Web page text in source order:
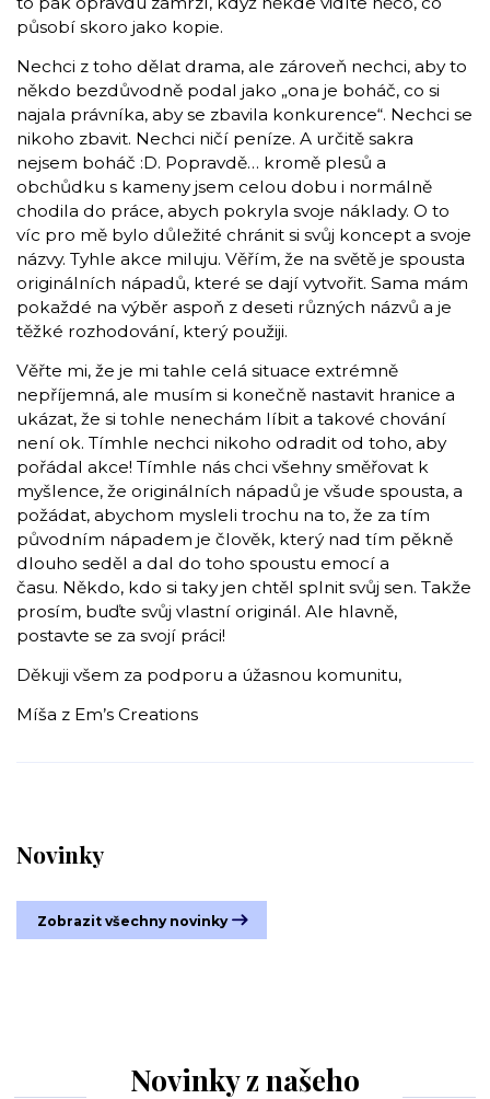
Novinky
Zobrazit všechny novinky
působí skoro jako kopie.
Nechci z toho dělat drama, ale zároveň nechci, aby to
někdo bezdůvodně podal jako „ona je boháč, co si
najala právníka, aby se zbavila konkurence“. Nechci se
nikoho zbavit. Nechci ničí peníze. A určitě sakra
nejsem boháč :D. Popravdě… kromě plesů a
obchůdku s kameny jsem celou dobu i normálně
chodila do práce, abych pokryla svoje náklady. O to
víc pro mě bylo důležité chránit si svůj koncept a svoje
názvy. Tyhle akce miluju. Věřím, že na světě je spousta
originálních nápadů, které se dají vytvořit. Sama mám
pokaždé na výběr aspoň z deseti různých názvů a je
těžké rozhodování, který použiji.
Věřte mi, že je mi tahle celá situace extrémně
nepříjemná, ale musím si konečně nastavit hranice a
ukázat, že si tohle nenechám líbit a takové chování
není ok. Tímhle nechci nikoho odradit od toho, aby
pořádal akce! Tímhle nás chci všehny směřovat k
myšlence, že originálních nápadů je všude spousta, a
požádat, abychom mysleli trochu na to, že za tím
původním nápadem je člověk, který nad tím pěkně
dlouho seděl a dal do toho spoustu emocí a
času. Někdo, kdo si taky jen chtěl splnit svůj sen. Takže
prosím, buďte svůj vlastní originál. Ale hlavně,
postavte se za svojí práci!
Děkuji všem za podporu a úžasnou komunitu,
Míša z Em’s Creations
Novinky z našeho